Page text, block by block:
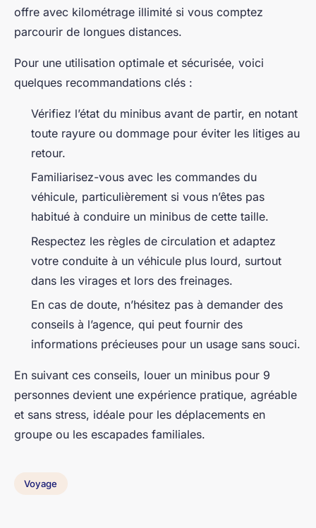
offre avec kilométrage illimité si vous comptez
parcourir de longues distances.
Pour une utilisation optimale et sécurisée, voici
quelques recommandations clés :
Vérifiez l’état du minibus avant de partir, en notant
toute rayure ou dommage pour éviter les litiges au
retour.
Familiarisez-vous avec les commandes du
véhicule, particulièrement si vous n’êtes pas
habitué à conduire un minibus de cette taille.
Respectez les règles de circulation et adaptez
votre conduite à un véhicule plus lourd, surtout
dans les virages et lors des freinages.
En cas de doute, n’hésitez pas à demander des
conseils à l’agence, qui peut fournir des
informations précieuses pour un usage sans souci.
En suivant ces conseils, louer un minibus pour 9
personnes devient une expérience pratique, agréable
et sans stress, idéale pour les déplacements en
groupe ou les escapades familiales.
Voyage